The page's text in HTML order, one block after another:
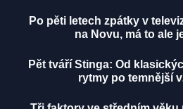
Po pěti letech zpátky v
na Novu, má to ale
Pět tváří Stinga: Od
rytmy po temnější